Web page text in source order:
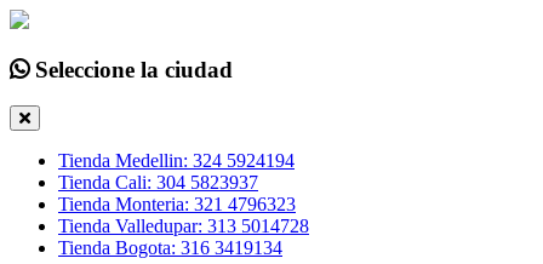
Seleccione la ciudad
Tienda Medellin: 324 5924194
Tienda Cali: 304 5823937
Tienda Monteria: 321 4796323
Tienda Valledupar: 313 5014728
Tienda Bogota: 316 3419134